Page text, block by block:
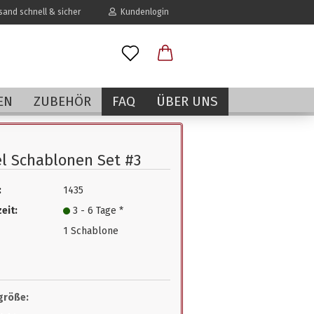
schnell & sicher Kundenlogin
vergessen?
ZUBEHÖR FAQ ÜBER UNS
Schablonen Set #3
1435
3 - 6 Tage *
1 Schablone